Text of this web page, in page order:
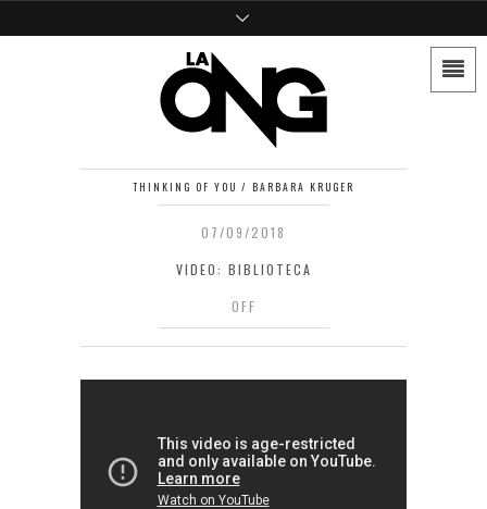
THINKING OF YOU / BARBARA KRUGER
07/09/2018
VIDEO: BIBLIOTECA
OFF